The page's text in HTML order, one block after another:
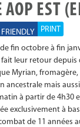
AOP EST
PRINT
fin octobre à fin
leur retour
Myrian,
ancestrale mais
à partir de 4h30
exclusivement à
de 11 années